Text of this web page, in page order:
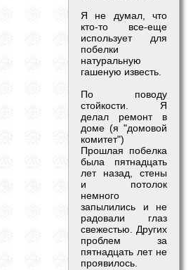
Я не думал, что
кто-то все-еще
использует для
побелки
натуральную
гашеную известь.
По поводу
стойкости. Я
делал ремонт в
доме (я "домовой
комитет")
Прошлая побелка
была пятнадцать
лет назад, стены
и потолок
немного
запылились и не
радовали глаз
свежестью. Других
проблем за
пятнадцать лет не
проявилось.